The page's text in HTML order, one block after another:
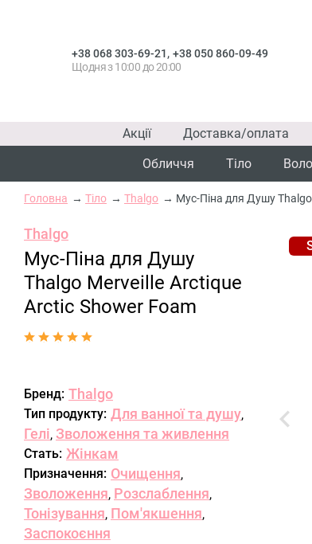
+38 068 303-69-21, +38 050 860-09-49
Щодня з 10:00 до 20:00
Акції Доставка/оплата
Обличчя
Тіло
Головна Тіло Thalgo Мус-Піна для Душу
Thalgo
Мус-Піна для Душу
Thalgo Merveille Arctique
Arctic Shower Foam
Бренд: Thalgo
Тип продукту: Для ванної та душу,
Гелі, Зволоження та живлення
Стать: Жінкам
Призначення: Очищення,
Зволоження, Розслаблення,
Тонізування, Пом'якшення,
Заспокоєння